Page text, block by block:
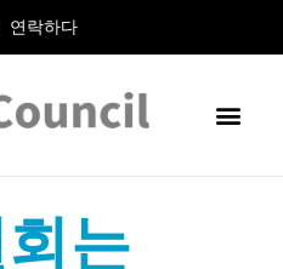
연락하다
는